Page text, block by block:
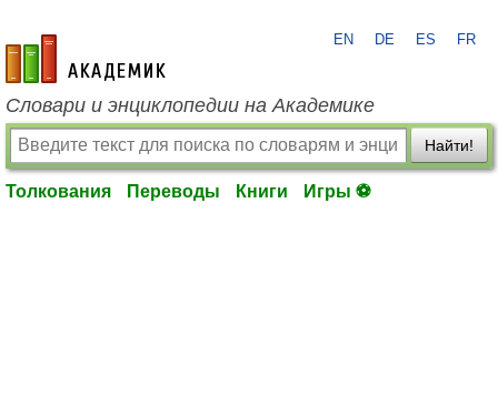
academic.ru
EN DE ES FR
Словари и энциклопедии на Академике
Найти!
Толкования Переводы Книги Игры ⚽